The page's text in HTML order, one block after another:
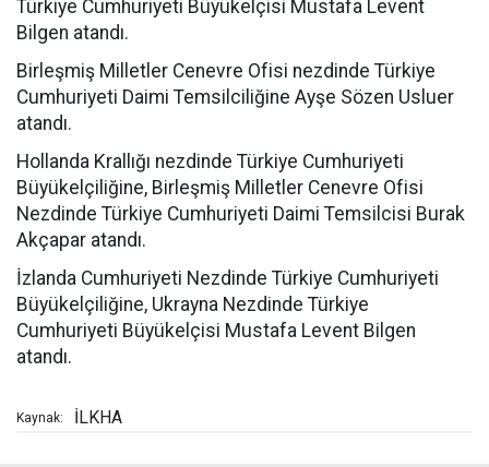
Türkiye Cumhuriyeti Büyükelçisi Mustafa Levent
Bilgen atandı.
Birleşmiş Milletler Cenevre Ofisi nezdinde Türkiye
Cumhuriyeti Daimi Temsilciliğine Ayşe Sözen Usluer
atandı.
Hollanda Krallığı nezdinde Türkiye Cumhuriyeti
Büyükelçiliğine, Birleşmiş Milletler Cenevre Ofisi
Nezdinde Türkiye Cumhuriyeti Daimi Temsilcisi Burak
Akçapar atandı.
İzlanda Cumhuriyeti Nezdinde Türkiye Cumhuriyeti
Büyükelçiliğine, Ukrayna Nezdinde Türkiye
Cumhuriyeti Büyükelçisi Mustafa Levent Bilgen
atandı.
Kaynak: İLKHA